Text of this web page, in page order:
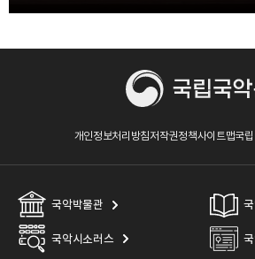
개인정보처리방침저작권정책사이트맵국
국악박물관
국악시소러스